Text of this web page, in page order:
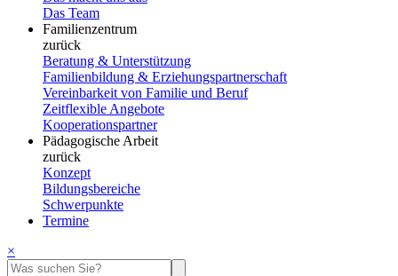
Das Team
Familienzentrum
zurück
Beratung & Unterstützung
Familienbildung & Erziehungspartnerschaft
Vereinbarkeit von Familie und Beruf
Zeitflexible Angebote
Kooperationspartner
Pädagogische Arbeit
zurück
Konzept
Bildungsbereiche
Schwerpunkte
Termine
×